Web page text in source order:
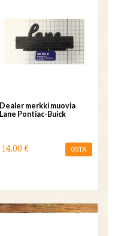
Dealer merkki muovia
Lane Pontiac-Buick
14,00 € OSTA